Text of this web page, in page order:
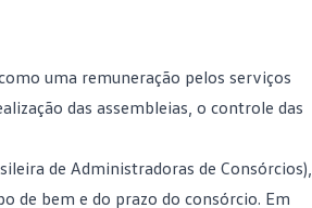
uma remuneração pelos serviços
das assembleias, o controle das
de Administradoras de Consórcios),
de bem e do prazo do consórcio. Em